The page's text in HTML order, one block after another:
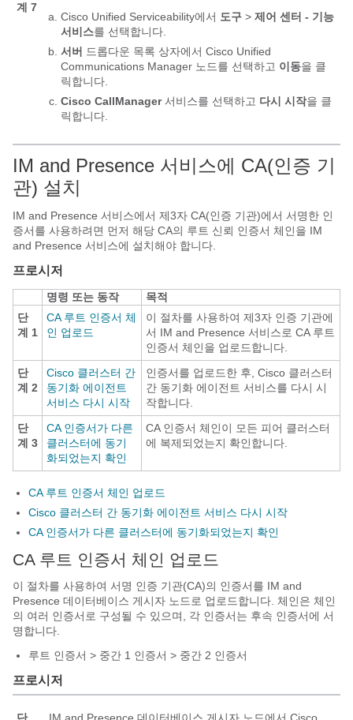
계 7
Cisco Unified Serviceability에서 도구 > 제어 센터 - 기능
서비스를 선택합니다.
서버 드롭다운 목록 상자에서 Cisco Unified
Communications Manager 노드를 선택하고 이동을 클
릭합니다.
Cisco CallManager서비스를 선택하고 다시 시작을 클
릭합니다.
IM and Presence 서비스에 CA(인증 기
관) 설치
IM and Presence 서비스에서 제3자 CA(인증 기관)에서 서명한 인
증서를 사용하려면 먼저 해당 CA의 루트 신뢰 인증서 체인을 IM
and Presence 서비스에 설치해야 합니다.
프로시저
명령 또는 동작
목적
단
계 1
CA 루트 인증서 체
인 업로드
이 절차를 사용하여 제3자 인증 기관에
서 IM and Presence 서비스로 CA 루트
인증서 체인을 업로드합니다.
단
계 2
Cisco 클러스터 간
동기화 에이전트
서비스 다시 시작
인증서를 업로드한 후, Cisco 클러스터
간 동기화 에이전트 서비스를 다시 시
작합니다.
단
계 3
CA 인증서가 다른
클러스터에 동기
화되었는지 확인
CA 인증서 체인이 모든 피어 클러스터
에 복제되었는지 확인합니다.
CA 루트 인증서 체인 업로드
Cisco 클러스터 간 동기화 에이전트 서비스 다시 시작
CA 인증서가 다른 클러스터에 동기화되었는지 확인
CA 루트 인증서 체인 업로드
이 절차를 사용하여 서명 인증 기관(CA)의 인증서를 IM and
Presence 데이터베이스 게시자 노드로 업로드합니다. 체인은 체인
의 여러 인증서로 구성될 수 있으며, 각 인증서는 후속 인증서에 서
명합니다.
루트 인증서 > 중간 1 인증서 > 중간 2 인증서
프로시저